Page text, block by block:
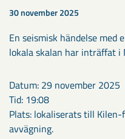
30 november 2025
En seismisk händelse med
lokala skalan har inträffat i
Datum: 29 november 2025
Tid: 19:08
Plats: lokaliserats till
avvägning.